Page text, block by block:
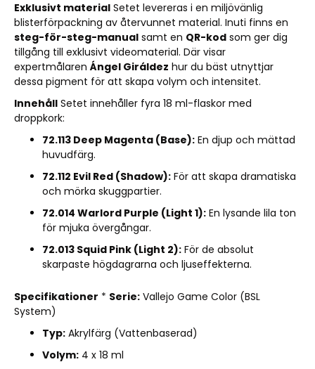
Exklusivt material Setet levereras i en miljövänlig
blisterförpackning av återvunnet material. Inuti finns en
steg-för-steg-manual samt en QR-kod som ger dig
tillgång till exklusivt videomaterial. Där visar
expertmålaren Ángel Giráldez hur du bäst utnyttjar
dessa pigment för att skapa volym och intensitet.
Innehåll Setet innehåller fyra 18 ml-flaskor med
droppkork:
72.113 Deep Magenta (Base): En djup och mättad
huvudfärg.
72.112 Evil Red (Shadow): För att skapa dramatiska
och mörka skuggpartier.
72.014 Warlord Purple (Light 1): En lysande lila ton
för mjuka övergångar.
72.013 Squid Pink (Light 2): För de absolut
skarpaste högdagrarna och ljuseffekterna.
Specifikationer * Serie: Vallejo Game Color (BSL
System)
Typ: Akrylfärg (Vattenbaserad)
Volym: 4 x 18 ml